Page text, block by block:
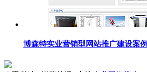
博森特实业营销型网站推广建设案例